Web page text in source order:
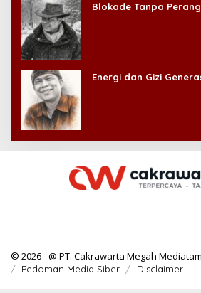
Blokade Tanpa
Energi dan Gizi
© 2026 - @ PT. Cakrawarta Megah
Pedoman Media Siber Disclaimer